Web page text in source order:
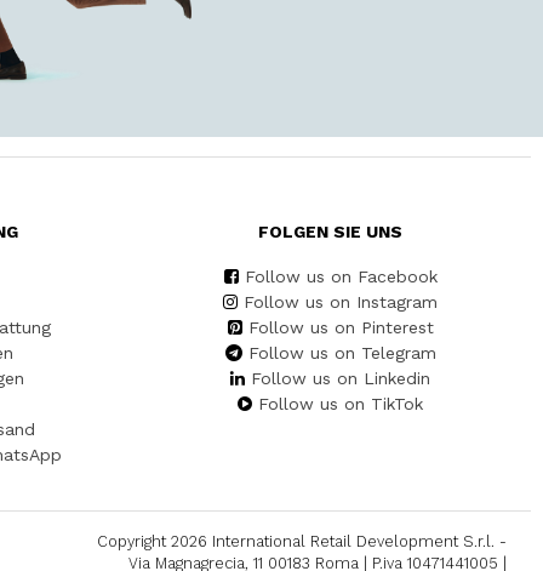
FOLGEN SIE UNS
Follow us on Facebook
Follow us on Instagram
Follow us on Pinterest
Follow us on Telegram
Follow us on Linkedin
Follow us on TikTok
Copyright 2026 International Retail Development S.r.l. -
Via Magnagrecia, 11 00183 Roma | P.iva 10471441005 |